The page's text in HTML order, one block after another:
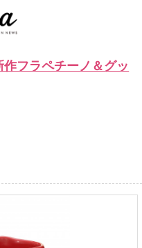
作フラペチーノ＆グッ